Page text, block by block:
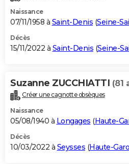
Naissance
07/11/1958 à Saint-Denis (Seine-
Décès
15/11/2022 à Saint-Denis (Seine-
Suzanne ZUCCHIATTI (81
Créer une cagnotte obsèques
Naissance
05/08/1940 à Longages (Haute-
Décès
10/03/2022 à Seysses (Haute-